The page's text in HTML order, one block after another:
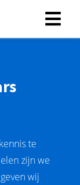
te
zijn we
wij